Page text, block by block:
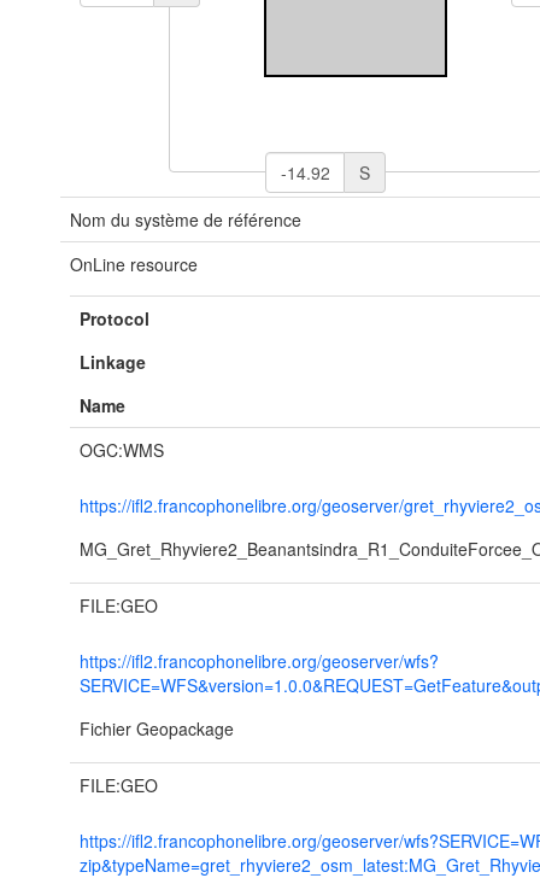
S
Nom du système de référence
OnLine resource
Protocol
Linkage
Name
OGC:WMS
https://ifl2.francophonelibre.org/geoserver/
FILE:GEO
https://ifl2.francophonelibre.org/geoserver/wfs?
Fichier Geopackage
FILE:GEO
https://ifl2.francophonelibre.org/geoserver/